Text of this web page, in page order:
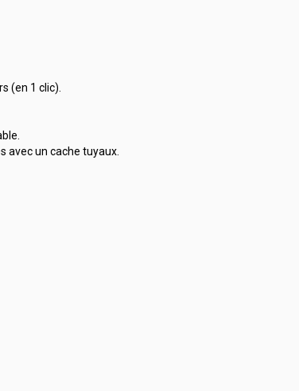
(en 1 clic).
avec un cache tuyaux.